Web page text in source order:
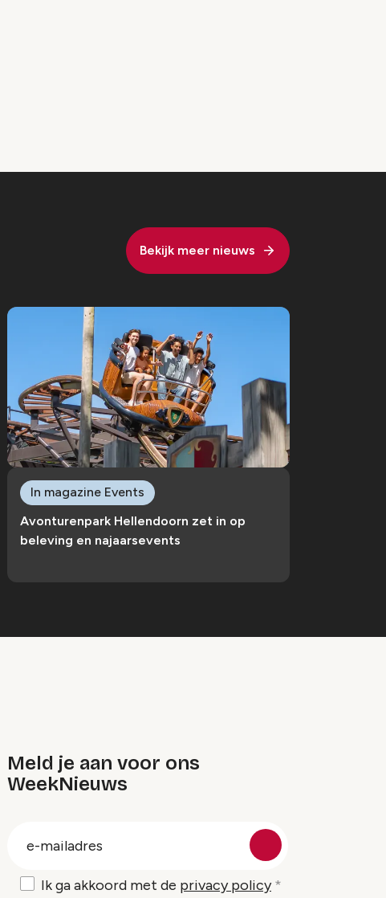
Bekijk meer nieuws
Avonturenpark Hellendoorn zet in op
beleving en najaarsevents
In magazine Events
Meld je aan voor ons
WeekNieuws
Ik ga akkoord met de privacy policy